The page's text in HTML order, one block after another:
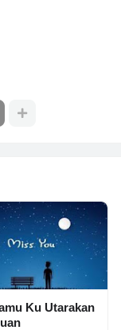
Ku Utarakan